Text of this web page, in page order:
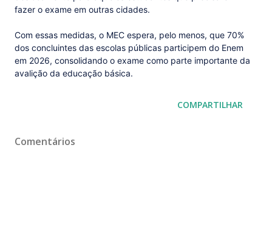
fazer o exame em outras cidades.
Com essas medidas, o MEC espera, pelo menos, que 70%
dos concluintes das escolas públicas participem do Enem
em 2026, consolidando o exame como parte importante da
avalição da educação básica.
COMPARTILHAR
Comentários